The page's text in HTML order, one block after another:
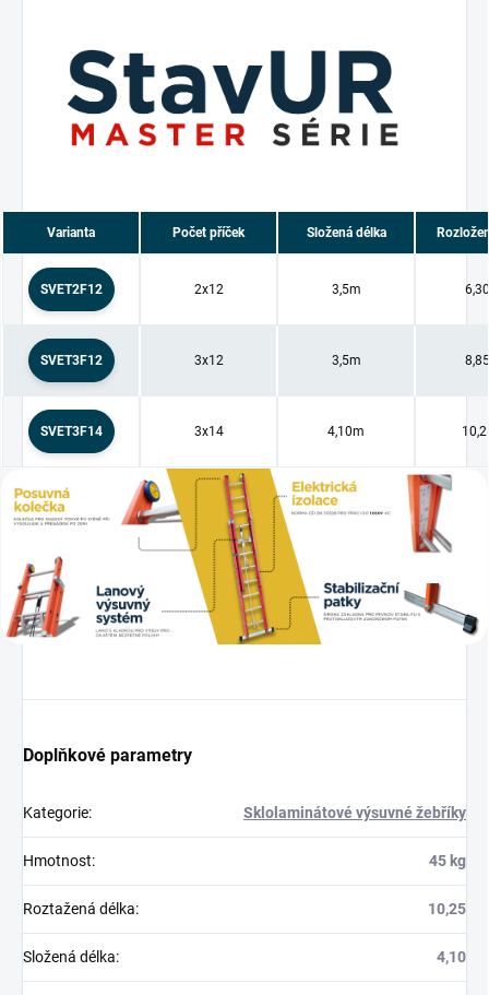
Varianta Počet příček Složená délka
SVET2F12 2x12 3,5m
SVET3F12 3x12 3,5m
SVET3F14 3x14 4,10m
Doplňkové parametry
Kategorie: Sklolaminátové výsuvné žebříky
Hmotnost: 45 kg
Roztažená délka: 10,25
Složená délka: 4,10